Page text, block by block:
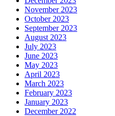
November 2023
October 2023
September 2023
August 2023
July 2023
June 2023
May 2023
April 2023
March 2023
February 2023
January 2023
December 2022